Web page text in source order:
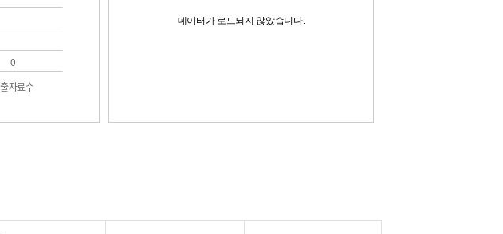
자료수
0
데이터가 로드되지 않았습니다.